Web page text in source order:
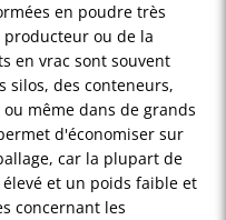
en poudre très
ou de la
en vrac sont souvent
silos, des conteneurs,
même dans de grands
d'économiser sur
car la plupart de
et un poids faible et
concernant les